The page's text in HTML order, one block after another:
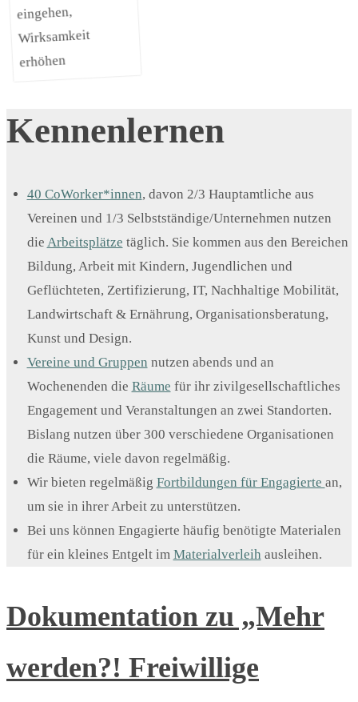
eingehen,
Wirksamkeit
erhöhen
Kennenlernen
40 CoWorker*innen, davon 2/3 Hauptamtliche aus
Vereinen und 1/3 Selbstständige/Unternehmen nutzen
die Arbeitsplätze täglich. Sie kommen aus den Bereichen
Bildung, Arbeit mit Kindern, Jugendlichen und
Geflüchteten, Zertifizierung, IT, Nachhaltige Mobilität,
Landwirtschaft & Ernährung, Organisationsberatung,
Kunst und Design.
Vereine und Gruppen nutzen abends und an
Wochenenden die Räume für ihr zivilgesellschaftliches
Engagement und Veranstaltungen an zwei Standorten.
Bislang nutzen über 300 verschiedene Organisationen
die Räume, viele davon regelmäßig.
Wir bieten regelmäßig Fortbildungen für Engagierte an,
um sie in ihrer Arbeit zu unterstützen.
Bei uns können Engagierte häufig benötigte Materialen
für ein kleines Entgelt im Materialverleih ausleihen.
Dokumentation zu „Mehr
werden?! Freiwillige